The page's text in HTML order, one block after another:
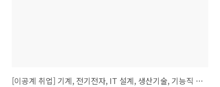
[이공계 취업] 기계, 전기전자, IT 설계, 생산기술, 기능직 연구개발 R&D 엔지니어 구인정보